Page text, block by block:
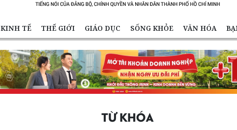
KINH TẾ THẾ GIỚI GIÁO DỤC SỐNG KHỎE VĂN HÓA
TỪ KHÓA